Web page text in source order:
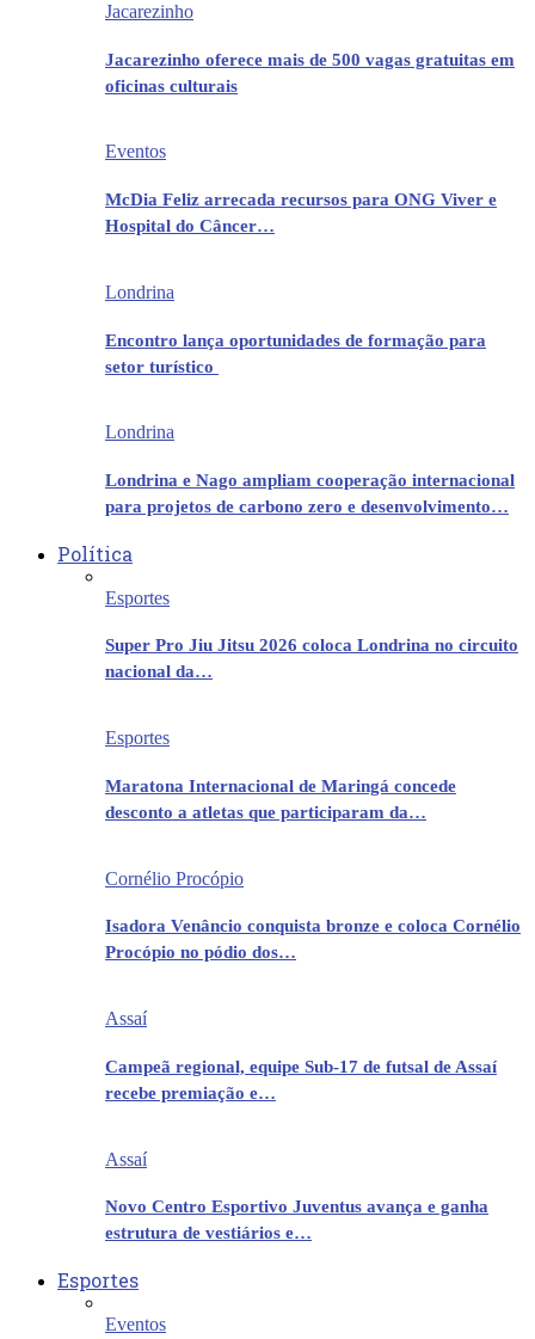
Jacarezinho
Jacarezinho oferece mais de 500 vagas gratuitas em
oficinas culturais
Eventos
McDia Feliz arrecada recursos para ONG Viver e
Hospital do Câncer…
Londrina
Encontro lança oportunidades de formação para
setor turístico
Londrina
Londrina e Nago ampliam cooperação internacional
para projetos de carbono zero e desenvolvimento…
Política
Esportes
Super Pro Jiu Jitsu 2026 coloca Londrina no circuito
nacional da…
Esportes
Maratona Internacional de Maringá concede
desconto a atletas que participaram da…
Cornélio Procópio
Isadora Venâncio conquista bronze e coloca Cornélio
Procópio no pódio dos…
Assaí
Campeã regional, equipe Sub-17 de futsal de Assaí
recebe premiação e…
Assaí
Novo Centro Esportivo Juventus avança e ganha
estrutura de vestiários e…
Esportes
Eventos